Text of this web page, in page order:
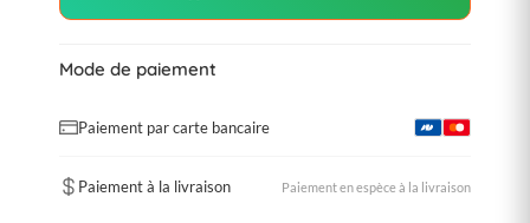
Mode de paiement
Paiement par carte bancaire
Paiement à la livraison Paiement en espèce à la livraison